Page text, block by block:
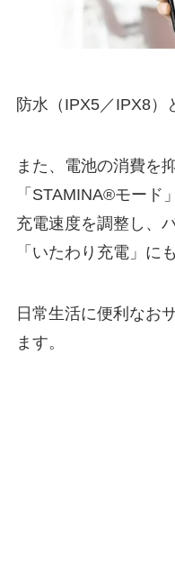
防水（IPX5／IPX8）
また、電池の消費を
「STAMINA®モード
充電速度を調整し、
「いたわり充電」に
日常生活に便利なお
ます。